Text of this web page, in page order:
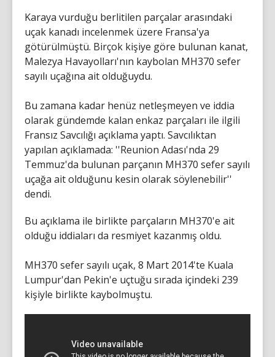
Karaya vurduğu berlitilen parçalar arasındaki
uçak kanadı incelenmek üzere Fransa'ya
götürülmüştü. Birçok kişiye göre bulunan kanat,
Malezya Havayolları'nın kaybolan MH370 sefer
sayılı uçağına ait olduğuydu.
Bu zamana kadar henüz netleşmeyen ve iddia
olarak gündemde kalan enkaz parçaları ile ilgili
Fransız Savcılığı açıklama yaptı. Savcılıktan
yapılan açıklamada: ''Reunion Adası'nda 29
Temmuz'da bulunan parçanın MH370 sefer sayılı
uçağa ait olduğunu kesin olarak söylenebilir''
dendi.
Bu açıklama ile birlikte parçaların MH370'e ait
olduğu iddiaları da resmiyet kazanmış oldu.
MH370 sefer sayılı uçak, 8 Mart 2014'te Kuala
Lumpur'dan Pekin'e uçtuğu sırada içindeki 239
kişiyle birlikte kaybolmuştu.